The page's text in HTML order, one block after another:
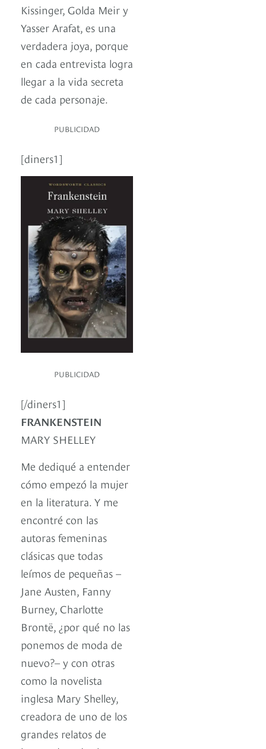
Kissinger, Golda Meir y
Yasser Arafat, es una
verdadera joya, porque
en cada entrevista logra
llegar a la vida secreta
de cada personaje.
PUBLICIDAD
[diners1]
PUBLICIDAD
[/diners1]
FRANKENSTEIN
MARY SHELLEY
Me dediqué a entender
cómo empezó la mujer
en la literatura. Y me
encontré con las
autoras femeninas
clásicas que todas
leímos de pequeñas –
Jane Austen, Fanny
Burney, Charlotte
Brontë, ¿por qué no las
ponemos de moda de
nuevo?– y con otras
como la novelista
inglesa Mary Shelley,
creadora de uno de los
grandes relatos de